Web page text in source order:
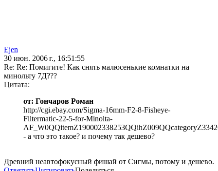
Ejen
30 июн. 2006 г., 16:51:55
Re: Re: Помигите! Как снять малюсенькие комнатки на
минольту 7Д???
Цитата:
от: Гончаров Роман
http://cgi.ebay.com/Sigma-16mm-F2-8-Fisheye-
Filtermatic-22-5-for-Minolta-
- а что это такое? и почему так дешево?
Древний неавтофокусный фишай от Сигмы, потому и дешево.